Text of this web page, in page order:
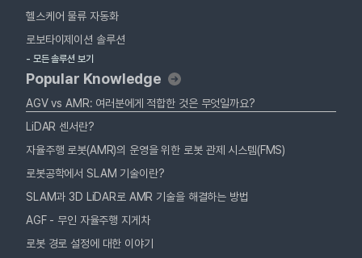
헬스케어 물류 자동화
로보타이제이션 솔루션
- 모든 솔루션 보기
Popular Knowledge
AGV vs AMR: 여러분에게 적합한 것은 무엇일까요?
LiDAR 센서란?
자율주행 로봇(AMR)의 운영을 위한 로봇 관제 시스템(FMS)
로봇공학에서 SLAM 기술이란?
SLAM과 3D LiDAR로 AMR 기술을 해결하는 방법
AGF - 무인 자율주행 지게차
로봇 경로 설정에 대한 이야기